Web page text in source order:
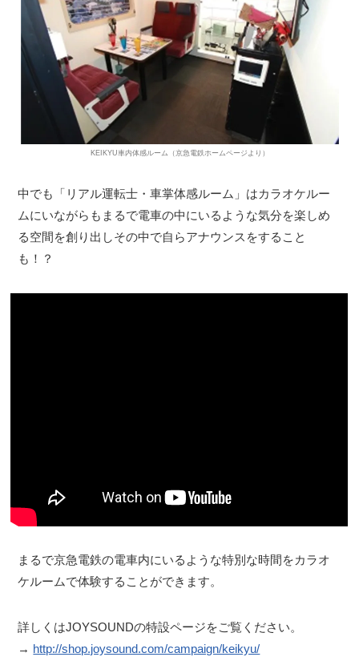
KEIKYU車内体感ルーム（京急電鉄ホームページより）
中でも「リアル運転士・車掌体感ルーム」はカラオケルー
ムにいながらもまるで電車の中にいるような気分を楽しめ
る空間を創り出しその中で自らアナウンスをすること
も！？
まるで京急電鉄の電車内にいるような特別な時間をカラオ
ケルームで体験することができます。
詳しくはJOYSOUNDの特設ページをご覧ください。
→ http://shop.joysound.com/campaign/keikyu/